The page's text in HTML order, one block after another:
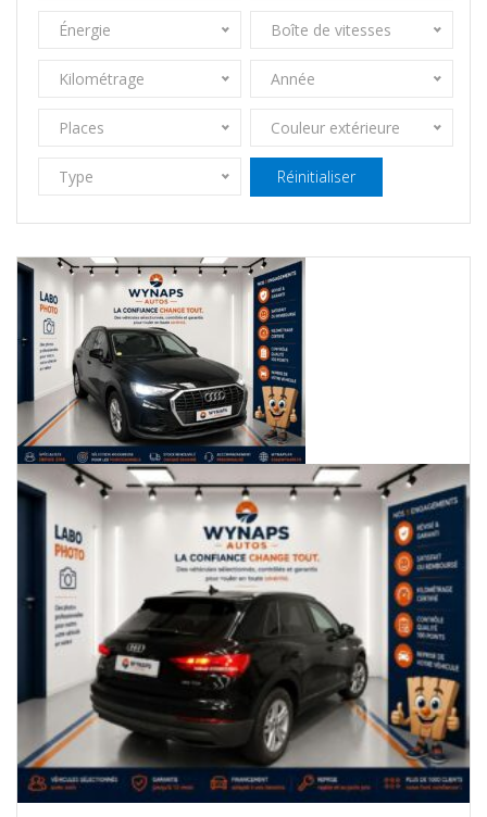
Énergie Boîte de vitesses
Kilométrage Année
Places Couleur extérieure
Type Réinitialiser